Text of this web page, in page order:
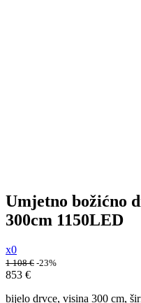
Umjetno božićno
300cm 1150LED
x0
1 108€ -23%
853 €
bijelo drvce, visina 300 cm,